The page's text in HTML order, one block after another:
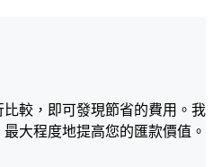
較，即可發現節省的費用。我
最大程度地提高您的匯款價值。